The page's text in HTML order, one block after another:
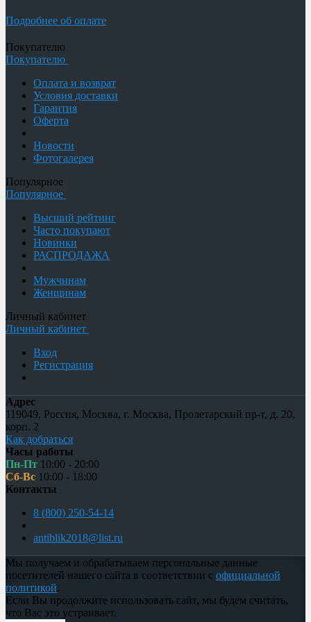
Подробнее об оплате
Покупателю
Покупателю
Оплата и возврат
Условия доставки
Гарантия
Оферта
Новости
Фотогалерея
Популярное
Популярное
Высший рейтинг
Часто покупают
Новинки
РАСПРОДАЖА
Мужчинам
Женщинам
Личный кабинет
Личный кабинет
Вход
Регистрация
Адрес
119049, Россия, Москва, г. Москва, Пролетарский пр-т, д. 20,
корп. 2
Как добраться
Часы работы
Пн-Пт 10:00 - 20:00
Сб-Вс 10:00 - 18:00
Контакты
8 (800) 250-54-14
antiblik2018@list.ru
Мы получаем и обрабатываем персональные данные
посетителей нашего сайта в соответствии с официальной
политикой.
Если Вы продолжите использовать сайт, мы будем считать,
что Вас это устраивает.